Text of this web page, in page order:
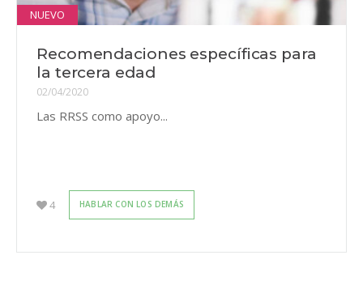
NUEVO
Recomendaciones específicas para
la tercera edad
02/04/2020
Las RRSS como apoyo...
4 HABLAR CON LOS DEMÁS